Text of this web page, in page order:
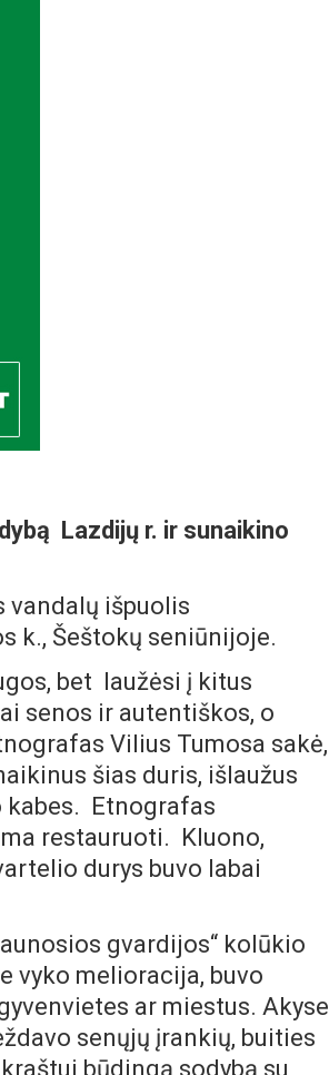
Lazdijų r. ir sunaikino
vandalų išpuolis
k., Šeštokų seniūnijoje.
bet laužėsi į kitus
senos ir autentiškos, o
Vilius Tumosa sakė,
šias duris, išlaužus
kabes. Etnografas
restauruoti. Kluono,
durys buvo labai
gvardijos“ kolūkio
vyko melioracija, buvo
ar miestus. Akyse
senųjų įrankių, buities
būdingą sodybą su